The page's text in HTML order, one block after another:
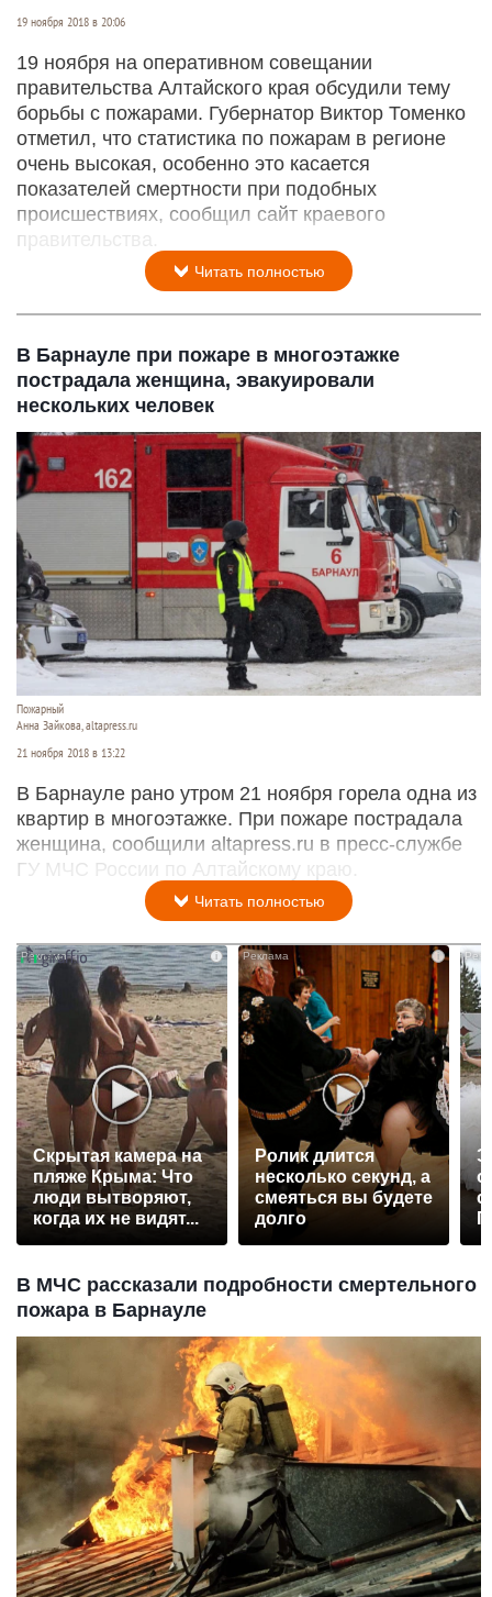
19 ноября 2018 в 20:06
19 ноября на оперативном совещании
правительства Алтайского края обсудили тему
борьбы с пожарами. Губернатор Виктор Томенко
отметил, что статистика по пожарам в регионе
очень высокая, особенно это касается
показателей смертности при подобных
происшествиях, сообщил сайт краевого
правительства.
Читать полностью
В Барнауле при пожаре в многоэтажке
пострадала женщина, эвакуировали
нескольких человек
Пожарный
Анна Зайкова, altapress.ru
21 ноября 2018 в 13:22
В Барнауле рано утром 21 ноября горела одна из
квартир в многоэтажке. При пожаре пострадала
женщина, сообщили altapress.ru в пресс-службе
ГУ МЧС России по Алтайскому краю.
Читать полностью
i
Скрытая камера на
пляже Крыма: Что
люди вытворяют,
когда их не видят...
Ролик длится
несколько секунд, а
смеяться вы будете
долго
В МЧС рассказали подробности смертельного
пожара в Барнауле